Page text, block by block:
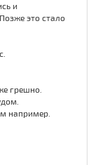
и
это стало
грешно.
например.